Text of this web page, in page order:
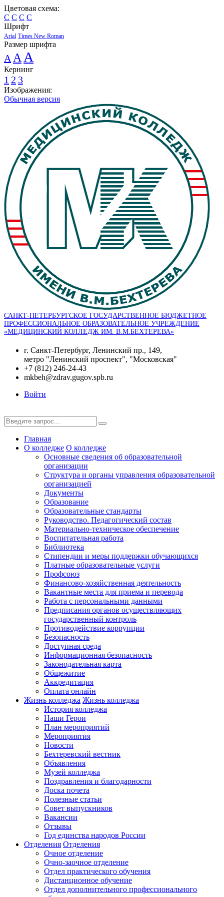
Цветовая схема:
C C C C
Шрифт
Arial Times New Roman
Размер шрифта
A A A
Кернинг
1 2 3
Изображения:
Обычная версия
САНКТ-ПЕТЕРБУРГСКОЕ ГОСУДАРСТВЕННОЕ БЮДЖЕТНОЕ
ПРОФЕССИОНАЛЬНОЕ ОБРАЗОВАТЕЛЬНОЕ УЧРЕЖДЕНИЕ
«МЕДИЦИНСКИЙ КОЛЛЕДЖ ИМ. В.М.БЕХТЕРЕВА»
г. Санкт-Петербург, Ленинский пр., 149,
метро "Ленинский проспект", "Московская"
+7 (812) 246-24-43
mkbeh@zdrav.gugov.spb.ru
Войти
Главная
О колледже О колледже
Основные сведения об образовательной
организации
Структура и органы управления образовательной
организацией
Документы
Образование
Образовательные стандарты
Руководство. Педагогический состав
Материально-техническое обеспечение
Воспитательная работа
Библиотека
Стипендии и меры поддержки обучающихся
Платные образовательные услуги
Профсоюз
Финансово-хозяйственная деятельность
Вакантные места для приема и перевода
Работа с персональными данными
Предписания органов осуществляющих
государственный контроль
Противодействие коррупции
Безопасность
Доступная среда
Информационная безопасность
Законодательная карта
Общежитие
Аккредитация
Оплата онлайн
Жизнь колледжа Жизнь колледжа
История колледжа
Наши Герои
План мероприятий
Мероприятия
Новости
Бехтеревский вестник
Объявления
Музей колледжа
Поздравления и благодарности
Доска почета
Полезные статьи
Совет выпускников
Вакансии
Отзывы
Год единства народов России
Отделения Отделения
Очное отделение
Очно-заочное отделение
Отдел практического обучения
Дистанционное обучение
Отдел дополнительного профессионального